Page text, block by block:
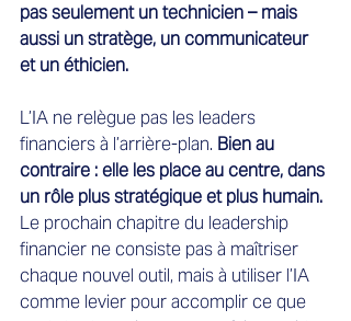
pas seulement un technicien – mais
aussi un stratège, un communicateur
et un éthicien.
L’IA ne relègue pas les leaders
financiers à l’arrière-plan. Bien au
contraire : elle les place au centre, dans
un rôle plus stratégique et plus humain.
Le prochain chapitre du leadership
financier ne consiste pas à maîtriser
chaque nouvel outil, mais à utiliser l’IA
comme levier pour accomplir ce que